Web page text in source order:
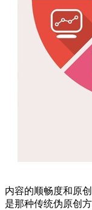
内容的顺畅度和原
是那种传统伪原创